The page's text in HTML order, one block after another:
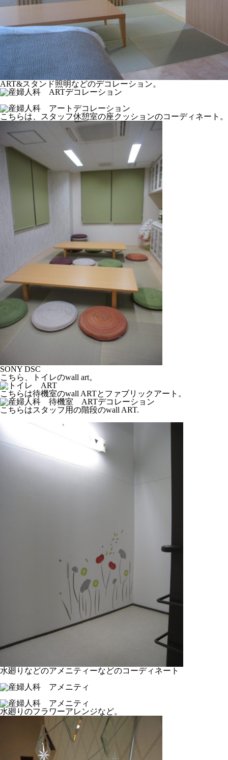
ART&スタンド照明などのデコレーション。
こちらは、スタッフ休憩室の座クッションのコーディネート。
SONY DSC
こちら、トイレのwall art。
こちらは待機室のwall ARTとファブリックアート。
こちらはスタッフ用の階段のwall ART.
水廻りなどのアメニティーなどのコーディネート
水廻りのフラワーアレンジなど。